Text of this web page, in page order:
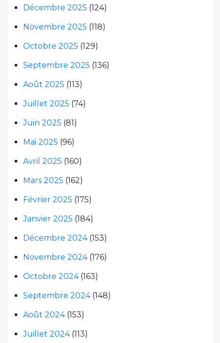
Décembre 2025 (124)
Novembre 2025 (118)
Octobre 2025 (129)
Septembre 2025 (136)
Août 2025 (113)
Juillet 2025 (74)
Juin 2025 (81)
Mai 2025 (96)
Avril 2025 (160)
Mars 2025 (162)
Février 2025 (175)
Janvier 2025 (184)
Décembre 2024(153)
Novembre 2024(176)
Octobre 2024(163)
Septembre 2024(148)
Août 2024(153)
Juillet 2024(113)